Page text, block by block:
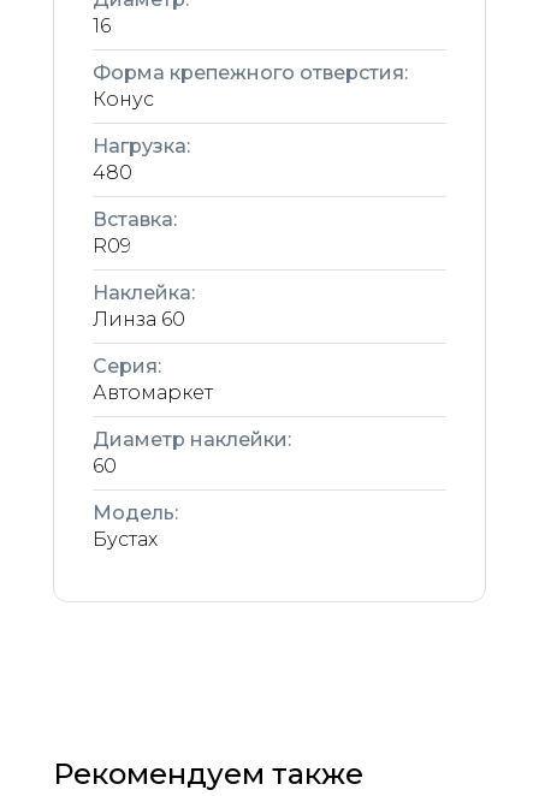
16
Форма крепежного отверстия:
Конус
Нагрузка:
480
Вставка:
R09
Наклейка:
Линза 60
Серия:
Автомаркет
Диаметр наклейки:
60
Модель:
Бустах
Рекомендуем также